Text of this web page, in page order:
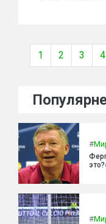
1 2 3 4
#
#